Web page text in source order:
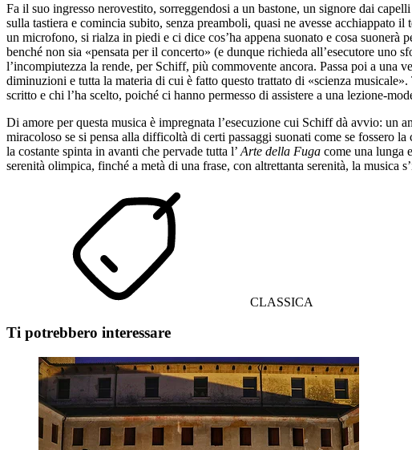
Fa il suo ingresso nerovestito, sorreggendosi a un bastone, un signore dai
sulla tastiera e comincia subito, senza preamboli, quasi ne avesse acchiappato il
un microfono, si rialza in piedi e ci dice cos’ha appena suonato e cosa
benché non sia «pensata per il concerto» (e dunque richieda all’esecutore
l’incompiutezza la rende, per Schiff, più commovente ancora. Passa poi a
diminuzioni e tutta la materia di cui è fatto questo trattato di «scienza
scritto e chi l’ha scelto, poiché ci hanno permesso di assistere a una lezione-
Di amore per questa musica è impregnata l’esecuzione cui Schiff dà avvio: un
miracoloso se si pensa alla difficoltà di certi passaggi suonati come se fossero
la costante spinta in avanti che pervade tutta l’ Arte della Fuga come una lunga
serenità olimpica, finché a metà di una frase, con altrettanta serenità, la musica
CLASSICA
Ti potrebbero interessare